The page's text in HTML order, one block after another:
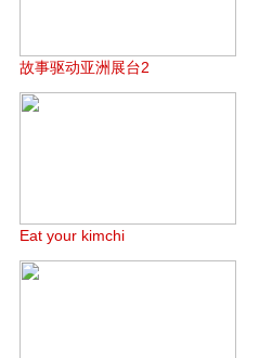
故事驱动亚洲展台2
Eat your kimchi